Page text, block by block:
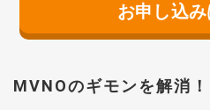
お申し込
MVNOのギモンを解消！